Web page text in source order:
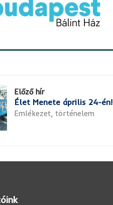
Előző hír
Élet Menete április 24-én!
Emlékezet, történelem